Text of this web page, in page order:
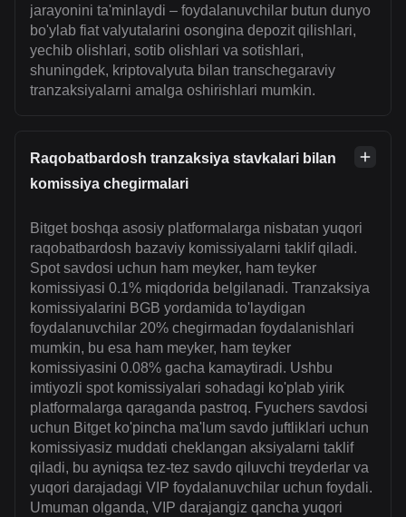
jarayonini ta'minlaydi – foydalanuvchilar butun dunyo
bo'ylab fiat valyutalarini osongina depozit qilishlari,
yechib olishlari, sotib olishlari va sotishlari,
shuningdek, kriptovalyuta bilan transchegaraviy
tranzaksiyalarni amalga oshirishlari mumkin.
Raqobatbardosh tranzaksiya stavkalari bilan
komissiya chegirmalari
Bitget boshqa asosiy platformalarga nisbatan yuqori
raqobatbardosh bazaviy komissiyalarni taklif qiladi.
Spot savdosi uchun ham meyker, ham teyker
komissiyasi 0.1% miqdorida belgilanadi. Tranzaksiya
komissiyalarini BGB yordamida to'laydigan
foydalanuvchilar 20% chegirmadan foydalanishlari
mumkin, bu esa ham meyker, ham teyker
komissiyasini 0.08% gacha kamaytiradi. Ushbu
imtiyozli spot komissiyalari sohadagi ko'plab yirik
platformalarga qaraganda pastroq. Fyuchers savdosi
uchun Bitget ko'pincha ma'lum savdo juftliklari uchun
komissiyasiz muddati cheklangan aksiyalarni taklif
qiladi, bu ayniqsa tez-tez savdo qiluvchi treyderlar va
yuqori darajadagi VIP foydalanuvchilar uchun foydali.
Umuman olganda, VIP darajangiz qancha yuqori